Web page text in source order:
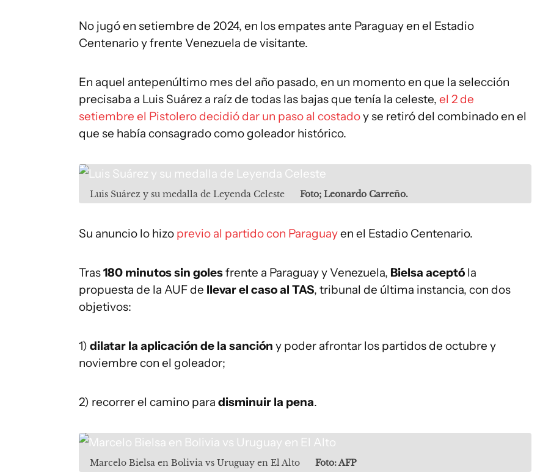
No jugó en setiembre de 2024, en los empates ante Paraguay en el Estadio
Centenario y frente Venezuela de visitante.
En aquel antepenúltimo mes del año pasado, en un momento en que la selección
precisaba a Luis Suárez a raíz de todas las bajas que tenía la celeste, el 2 de
setiembre el Pistolero decidió dar un paso al costadoy se retiró del combinado en el
que se había consagrado como goleador histórico.
Luis Suárez y su medalla de Leyenda Celeste Foto; Leonardo Carreño.
Su anuncio lo hizo previo al partido con Paraguayen el Estadio Centenario.
Tras180 minutos sin golesfrente a Paraguay y Venezuela, Bielsa aceptó la
propuesta de la AUF de llevar el caso al TAS, tribunal de última instancia, con dos
objetivos:
1) dilatar la aplicación de la sanción y poder afrontar los partidos de octubre y
noviembre con el goleador;
2) recorrer el camino para disminuir la pena.
Marcelo Bielsa en Bolivia vs Uruguay en El Alto Foto: AFP